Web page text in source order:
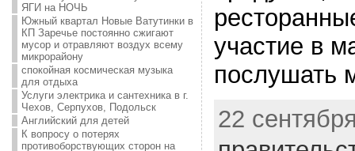
ЯГИ на НОЧЬ
Южный квартал Новые Ватутинки в
КП Заречье постоянно сжигают
мусор и отравляют воздух всему
микрорайону
спокойная космическая музыка
для отдыха
Услуги электрика и сантехника в г.
Чехов, Серпухов, Подольск
Английский для детей
К вопросу о потерях
противоборствующих сторон на
участие в
послушать
22